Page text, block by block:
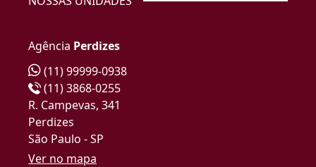
Agência Perdizes
(11) 99999-0938
(11) 3868-0255
R. Campevas, 341
Perdizes
São Paulo - SP
Ver no mapa